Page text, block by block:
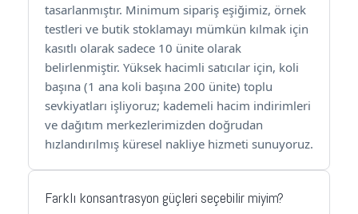
tasarlanmıştır. Minimum sipariş eşiğimiz, örnek
testleri ve butik stoklamayı mümkün kılmak için
kasıtlı olarak sadece 10 ünite olarak
belirlenmiştir. Yüksek hacimli satıcılar için, koli
başına (1 ana koli başına 200 ünite) toplu
sevkiyatları işliyoruz; kademeli hacim indirimleri
ve dağıtım merkezlerimizden doğrudan
hızlandırılmış küresel nakliye hizmeti sunuyoruz.
Farklı konsantrasyon güçleri seçebilir miyim?